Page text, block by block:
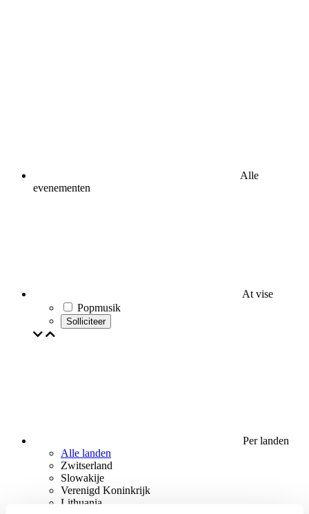
Alle
evenementen
At vise
Popmusik
Solliciteer
Per landen
Alle landen
Zwitserland
Slowakije
Verenigd Koninkrijk
Lithuania